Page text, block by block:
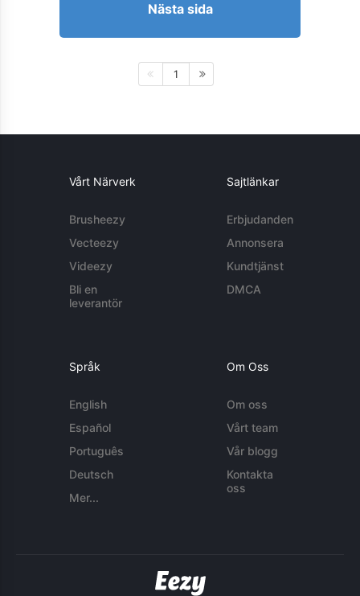
Nästa sida
1
Vårt Närverk
Brusheezy
Vecteezy
Videezy
Bli en
leverantör
Sajtlänkar
Erbjudanden
Annonsera
Kundtjänst
DMCA
Språk
English
Español
Português
Deutsch
Mer...
Om Oss
Om oss
Vårt team
Vår blogg
Kontakta
oss